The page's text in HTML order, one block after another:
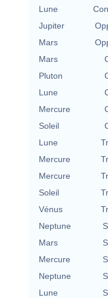
Lune
Jupiter
Mars
Mars
Pluton
Lune
Mercure
Soleil
Lune
Mercure
Mercure
Soleil
Vénus
Neptune
Mars
Mercure
Neptune
Lune